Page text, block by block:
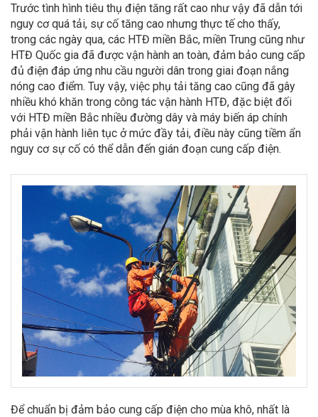
Trước tình hình tiêu thụ điện tăng rất cao như vậy đã dẫn tới
nguy cơ quá tải, sự cố tăng cao nhưng thực tế cho thấy,
trong các ngày qua, các HTĐ miền Bắc, miền Trung cũng như
HTĐ Quốc gia đã được vận hành an toàn, đảm bảo cung cấp
đủ điện đáp ứng nhu cầu người dân trong giai đoạn nắng
nóng cao điểm. Tuy vậy, việc phụ tải tăng cao cũng đã gây
nhiều khó khăn trong công tác vận hành HTĐ, đặc biệt đối
với HTĐ miền Bắc nhiều đường dây và máy biến áp chính
phải vận hành liên tục ở mức đầy tải, điều này cũng tiềm ẩn
nguy cơ sự cố có thể dẫn đến gián đoạn cung cấp điện.
Để chuẩn bị đảm bảo cung cấp điện cho mùa khô, nhất là